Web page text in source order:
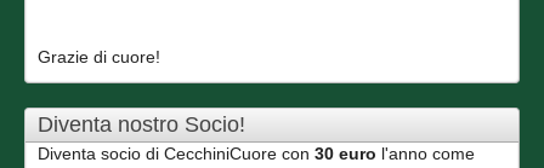
Grazie di cuore!
Diventa nostro Socio!
Diventa socio di CecchiniCuore con 30 euro l'anno come